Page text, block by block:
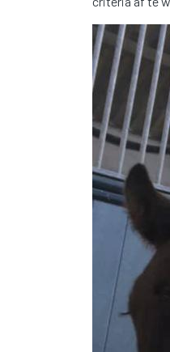
Afbeelding